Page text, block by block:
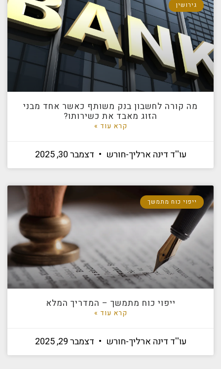
גירושין
מה קורה לחשבון בנק משותף כאשר אחד מבני
הזוג מאבד את כשירותו?
קרא עוד »
עו''ד דינה ארליך-חורש דצמבר 30, 2025
ייפוי כוח מתמשך
ייפוי כוח מתמשך – המדריך המלא
קרא עוד »
עו''ד דינה ארליך-חורש דצמבר 29, 2025